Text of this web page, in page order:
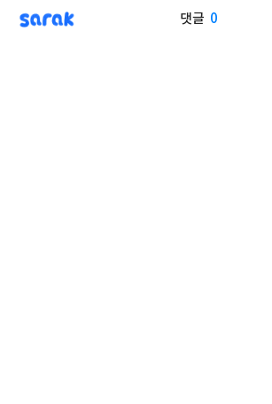
sarak 댓글 0